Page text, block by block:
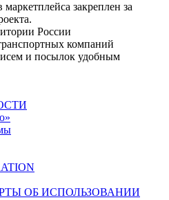
закреплен за
России
компаний
и посылок удобным
ОБ ИСПОЛЬЗОВАНИИ